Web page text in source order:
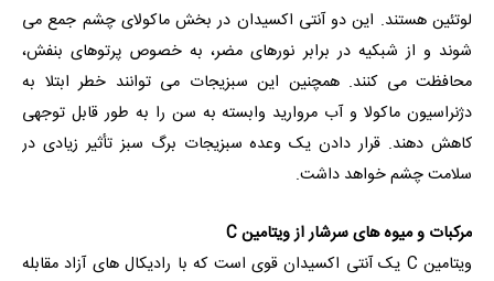
لوتئین هستند. این دو آنتی اکسیدان در بخش ماکولای چشم جمع می
شوند و از شبکیه در برابر نورهای مضر، به خصوص پرتوهای بنفش،
محافظت می کنند. همچنین این سبزیجات می توانند خطر ابتلا به
دژنراسیون ماکولا و آب مروارید وابسته به سن را به طور قابل توجهی
کاهش دهند. قرار دادن یک وعده سبزیجات برگ سبز تأثیر زیادی در
سلامت چشم خواهد داشت.
مرکبات و میوه های سرشار از ویتامین C
ویتامین C یک آنتی اکسیدان قوی است که با رادیکال های آزاد مقابله